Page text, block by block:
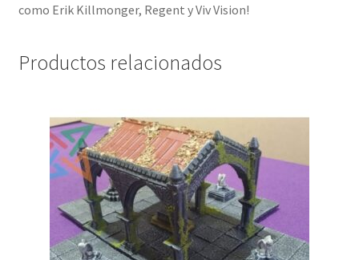
como Erik Killmonger, Regent y Viv Vision!
Productos relacionados